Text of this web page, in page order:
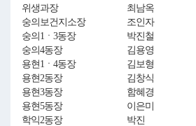
위생과장
최남옥
숭의보건지소장
조인자
숭의1ㆍ3동장
박진철
숭의4동장
김용영
용현1ㆍ4동장
김보형
용현2동장
김창식
용현3동장
함혜경
용현5동장
이은미
학익2동장
박진